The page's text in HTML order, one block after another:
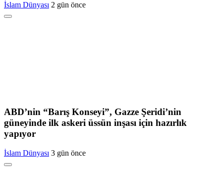
İslam Dünyası 2 gün önce
ABD’nin “Barış Konseyi”, Gazze Şeridi’nin
güneyinde ilk askeri üssün inşası için hazırlık
yapıyor
İslam Dünyası 3 gün önce